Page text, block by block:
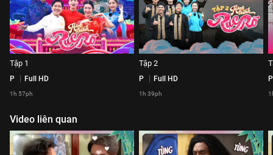
Tập 1
P Full HD
1h 57ph
Tập 2
P Full HD
1h 39ph
P
Video liên quan